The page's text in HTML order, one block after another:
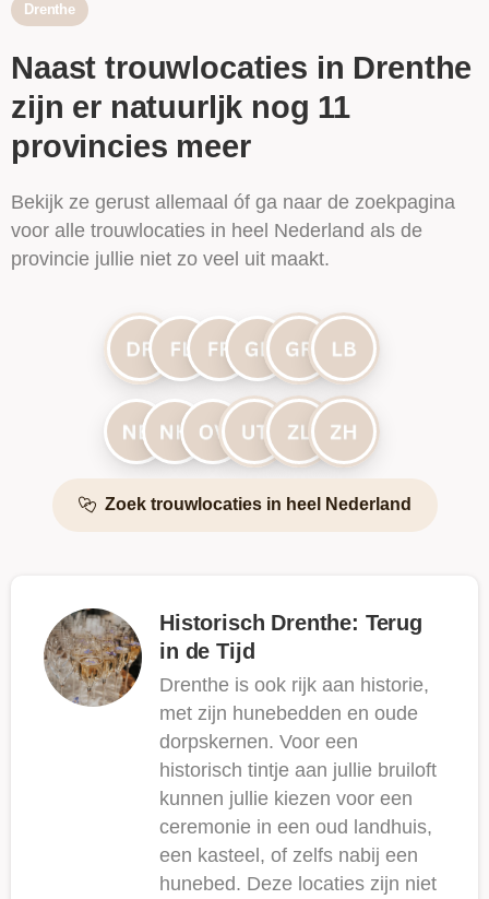
Drenthe
Naast trouwlocaties in Drenthe
zijn er natuurljk nog 11
provincies meer
Bekijk ze gerust allemaal óf ga naar de zoekpagina
voor alle trouwlocaties in heel Nederland als de
provincie jullie niet zo veel uit maakt.
Zoek trouwlocaties in heel Nederland
Historisch Drenthe: Terug
in de Tijd
Drenthe is ook rijk aan historie,
met zijn hunebedden en oude
dorpskernen. Voor een
historisch tintje aan jullie bruiloft
kunnen jullie kiezen voor een
ceremonie in een oud landhuis,
een kasteel, of zelfs nabij een
hunebed. Deze locaties zijn niet